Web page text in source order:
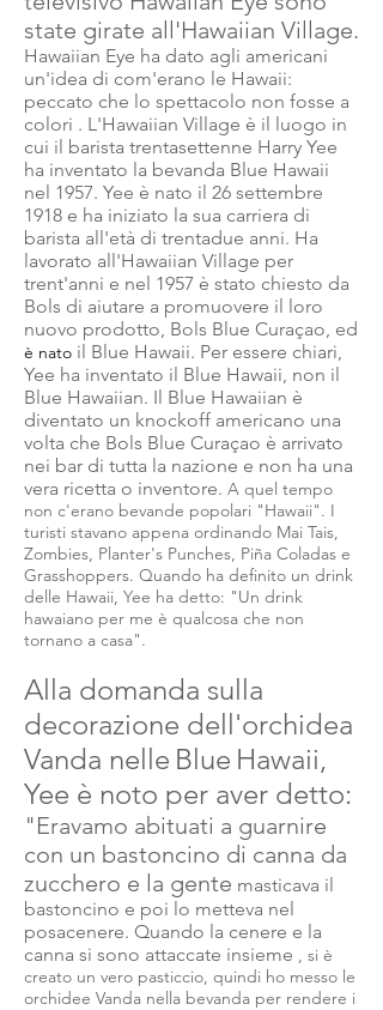
state girate all'Hawaiian Village.
Hawaiian Eye ha dato agli americani
un'idea di com'erano le Hawaii:
peccato che lo spettacolo non fosse a
colori . L'Hawaiian Village è il luogo in
cui il barista trentasettenne Harry Yee
ha inventato la bevanda Blue Hawaii
nel 1957. Yee è nato il 26 settembre
1918 e ha iniziato la sua carriera di
barista all'età di trentadue anni. Ha
lavorato all'Hawaiian Village per
trent'anni e nel 1957 è stato chiesto da
Bols di aiutare a promuovere il loro
nuovo prodotto, Bols Blue Curaçao, ed
è nato il Blue Hawaii. Per essere chiari,
Yee ha inventato il Blue Hawaii, non il
Blue Hawaiian. Il Blue Hawaiian è
diventato un knockoff americano una
volta che Bols Blue Curaçao è arrivato
nei bar di tutta la nazione e non ha una
vera ricetta o inventore. A quel tempo
non c'erano bevande popolari "Hawaii". I
turisti stavano appena ordinando Mai Tais,
Zombies, Planter's Punches, Piña Coladas e
Grasshoppers. Quando ha definito un drink
delle Hawaii, Yee ha detto: "Un drink
hawaiano per me è qualcosa che non
tornano a casa".
Alla domanda sulla
decorazione dell'orchidea
Vanda nelle Blue Hawaii,
Yee è noto per aver detto:
"Eravamo abituati a guarnire
con un bastoncino di canna da
zucchero e la gente masticava il
bastoncino e poi lo metteva nel
posacenere. Quando la cenere e la
canna si sono attaccate insieme , si è
creato un vero pasticcio, quindi ho messo le
orchidee Vanda nella bevanda per rendere i